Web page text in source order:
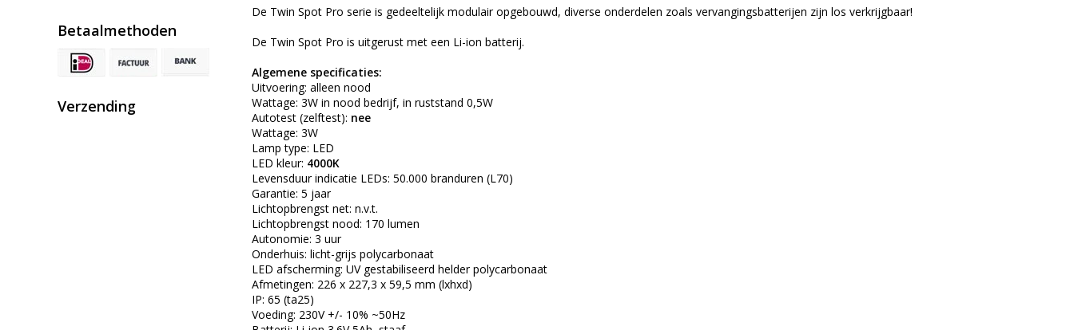
Betaalmethoden
Verzending
De Twin Spot Pro serie is gedeeltelijk modulair opgebouwd, diverse onderdelen zoals vervangingsbatterijen zijn los verkrijgbaar!
De Twin Spot Pro is uitgerust met een Li-ion batterij.
Algemene specificaties:
Uitvoering: alleen nood
Wattage: 3W in nood bedrijf, in ruststand 0,5W
Autotest (zelftest): nee
Wattage: 3W
Lamp type: LED
LED kleur: 4000K
Levensduur indicatie LEDs: 50.000 branduren (L70)
Garantie: 5 jaar
Lichtopbrengst net: n.v.t.
Lichtopbrengst nood: 170 lumen
Autonomie: 3 uur
Onderhuis: licht-grijs polycarbonaat
LED afscherming: UV gestabiliseerd helder polycarbonaat
Afmetingen: 226 x 227,3 x 59,5 mm (lxhxd)
IP: 65 (ta25)
Voeding: 230V +/- 10% ~50Hz